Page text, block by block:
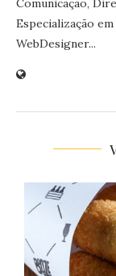
Especialização
WebDesigner...